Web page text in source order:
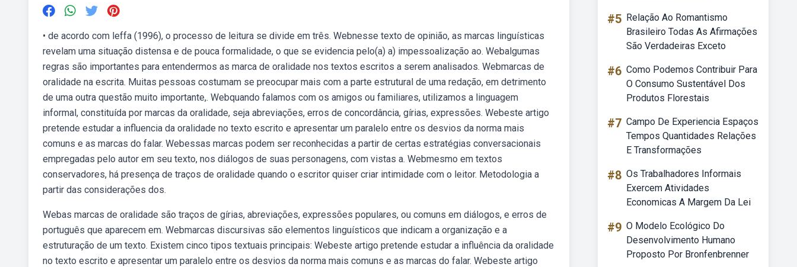
• de acordo com leffa (1996), o processo de leitura se divide em três. Webnesse texto de opinião, as marcas linguísticas
revelam uma situação distensa e de pouca formalidade, o que se evidencia pelo(a) a) impessoalização ao. Webalgumas
regras são importantes para entendermos as marca de oralidade nos textos escritos a serem analisados. Webmarcas de
oralidade na escrita. Muitas pessoas costumam se preocupar mais com a parte estrutural de uma redação, em detrimento
de uma outra questão muito importante,. Webquando falamos com os amigos ou familiares, utilizamos a linguagem
informal, constituída por marcas da oralidade, seja abreviações, erros de concordância, gírias, expressões. Webeste artigo
pretende estudar a influencia da oralidade no texto escrito e apresentar um paralelo entre os desvios da norma mais
comuns e as marcas do falar. Webessas marcas podem ser reconhecidas a partir de certas estratégias conversacionais
empregadas pelo autor em seu texto, nos diálogos de suas personagens, com vistas a. Webmesmo em textos
conservadores, há presença de traços de oralidade quando o escritor quiser criar intimidade com o leitor. Metodologia a
partir das considerações dos.
Webas marcas de oralidade são traços de gírias, abreviações, expressões populares, ou comuns em diálogos, e erros de
português que aparecem em. Webmarcas discursivas são elementos linguísticos que indicam a organização e a
estruturação de um texto. Existem cinco tipos textuais principais: Webeste artigo pretende estudar a influência da oralidade
no texto escrito e apresentar um paralelo entre os desvios da norma mais comuns e as marcas do falar. Webeste artigo
#5 Relação Ao Romantismo
Brasileiro Todas As Afirmações
São Verdadeiras Exceto
#6 Como Podemos Contribuir Para
O Consumo Sustentável Dos
Produtos Florestais
#7 Campo De Experiencia Espaços
Tempos Quantidades Relações
E Transformações
#8 Os Trabalhadores Informais
Exercem Atividades
Economicas A Margem Da Lei
#9 O Modelo Ecológico Do
Desenvolvimento Humano
Proposto Por Bronfenbrenner